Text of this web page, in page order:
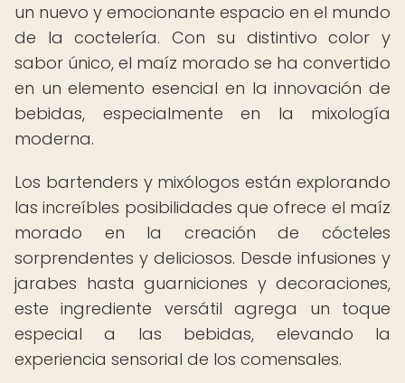
un nuevo y emocionante espacio en el mundo
de la coctelería. Con su distintivo color y
sabor único, el maíz morado se ha convertido
en un elemento esencial en la innovación de
bebidas, especialmente en la mixología
moderna.
Los bartenders y mixólogos están explorando
las increíbles posibilidades que ofrece el maíz
morado en la creación de cócteles
sorprendentes y deliciosos. Desde infusiones y
jarabes hasta guarniciones y decoraciones,
este ingrediente versátil agrega un toque
especial a las bebidas, elevando la
experiencia sensorial de los comensales.